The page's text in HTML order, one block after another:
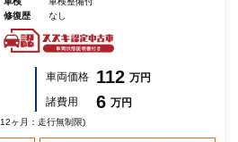
修復歴
なし
車両価格 112 万円
諸費用
6 万円
ヶ月：走行無制限)